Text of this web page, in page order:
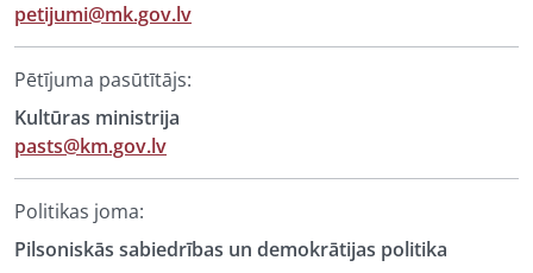
petijumi@mk.gov.lv
Pētījuma pasūtītājs:
Kultūras ministrija
pasts@km.gov.lv
Politikas joma:
Pilsoniskās sabiedrības un demokrātijas politika